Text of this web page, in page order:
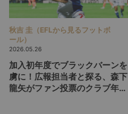
秋吉 圭（EFLから見るフットボ
ール）
2026.05.26
加入初年度でブラックバーンを
虜に！広報担当者と探る、森下
龍矢がファン投票のクラブ年間